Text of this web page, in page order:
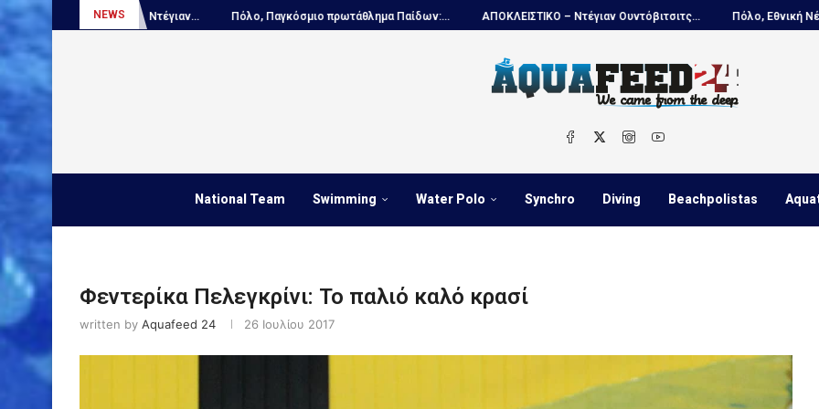
NEWS
– Ο Ντέγιαν... Πόλο, Παγκόσμιο πρωτάθλημα Παίδων:... ΑΠΟΚΛΕΙΣΤΙΚΟ – Ντέγιαν Ουντόβιτσιτς... Πόλο, Εθνική Νέων Ανδρών...
National Team Swimming Water Polo Synchro Diving Beachpolistas
Φεντερίκα Πελεγκρίνι: Το παλιό καλό κρασί
written by Aquafeed 24 26 Ιουλίου 2017